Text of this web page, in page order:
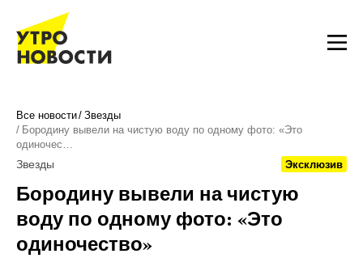
Все новости Звезды
Бородину вывели на чистую воду по одному фото: «Это
одиночес…
Звезды Эксклюзив
Бородину вывели на чистую
воду по одному фото: «Это
одиночество»